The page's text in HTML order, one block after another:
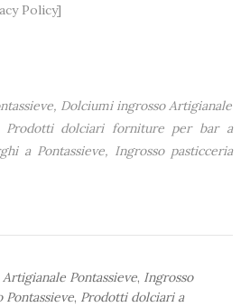
Policy]
Dolciumi ingrosso Artigianale
Prodotti dolciari forniture per bar a
a Pontassieve, Ingrosso pasticceria
Pontassieve, Ingrosso
, Prodotti dolciari a